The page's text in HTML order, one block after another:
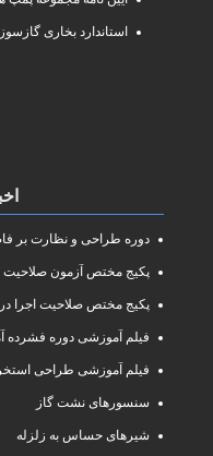
استاندارد بخاری
دوره طراحی و نظارت بر
پکیج مختص آزمون صلاحیت
پکیج مختص صلاحیت اجرا
فیلم آموزشی دوره فشرده آمادگی آزمون
فیلم آموزشی طراحی
سنسورهای نشت گاز
شیرهای حساس به زلزله